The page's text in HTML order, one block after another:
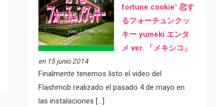
fortune cookie" 恋す
るフォーチュンクッ
キー yumeki エンタ
メ ver. 「メキシコ」
en 15 junio 2014
Finalmente tenemos listo el video del
Flashmob realizado el pasado 4 de mayo en
las instalaciones […]